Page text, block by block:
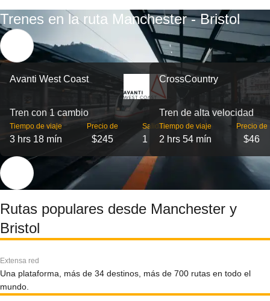
Trenes en la ruta Manchester - Bristol
Avanti West Coast
Tren con 1 cambio
Tiempo de viaje
3 hrs 18 mín
Precio de
$245
Salidas
1
CrossCountry
Tren de alta velocidad
Tiempo de viaje
2 hrs 54 mín
Precio de
$46
Rutas populares desde Manchester y
Bristol
Extensa red
Una plataforma, más de 34 destinos, más de 700 rutas en todo el
mundo.